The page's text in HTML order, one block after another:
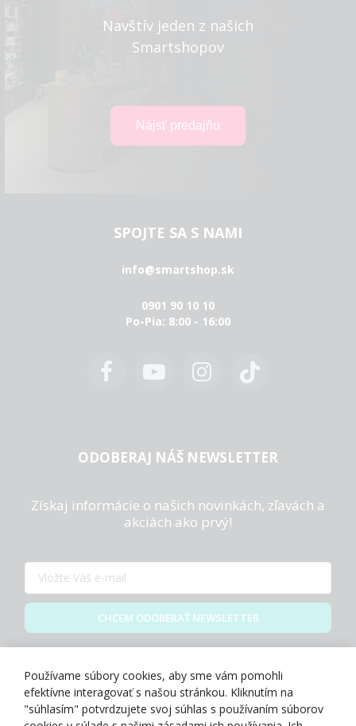
Navštív jeden z našich
Smartshopov
SPOJTE SA S NAMI
info@smartshop.sk
0901 90 10 10
Po-Pia: 8:00 - 16:00
ODOBERAJ NÁŠ NEWSLETTER
Získaj informácie o našich novinkách, zľavách a
akciách ako prvý!
CHCEM ODOBERAŤ NEWSLETTER
Používame súbory cookies, aby sme vám pomohli
efektívne interagovať s našou stránkou. Kliknutím na
"súhlasím" potvrdzujete svoj súhlas s používaním súborov